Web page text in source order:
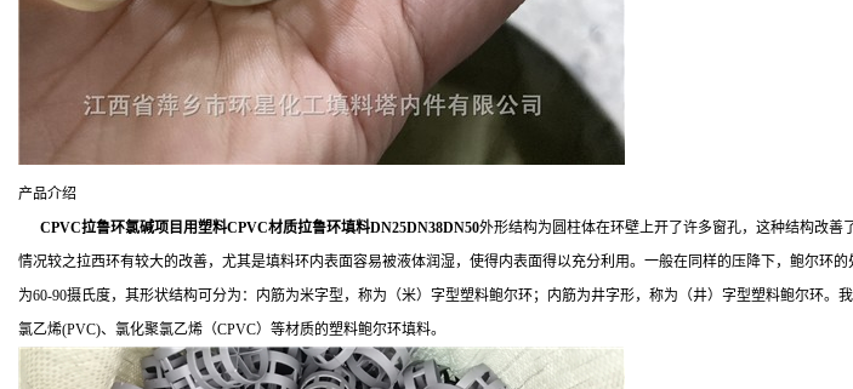
产品介绍
CPVC拉鲁环氯碱项目用塑料CPVC材质拉鲁环填料DN25DN38DN50外形结构为圆柱体在环壁上开了许多窗孔，这种结构改
情况较之拉西环有较大的改善，尤其是填料环内表面容易被液体润湿，使得内表面得以充分利用。一般在同样的压降下，鲍尔
为60-90摄氏度，其形状结构可分为：内筋为米字型，称为（米）字型塑料鲍尔环；内筋为井字形，称为（井）字型塑料鲍尔环
氯乙烯(PVC)、氯化聚氯乙烯（CPVC）等材质的塑料鲍尔环填料。